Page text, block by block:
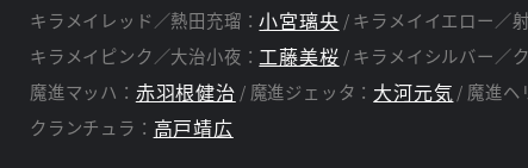
キラメイレッド／熱田充瑠：小宮璃央 キラメイイエロー／
キラメイピンク／大治小夜： 工藤美桜 キラメイシルバー／
魔進マッハ： 赤羽根健治 魔進ジェッタ： 大河元気 魔進ヘ
クランチュラ： 高戸靖広